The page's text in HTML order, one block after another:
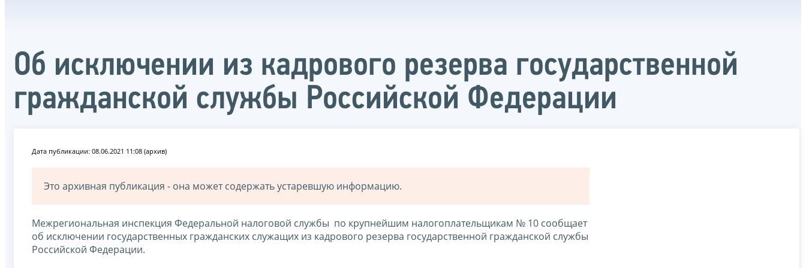
Об исключении из кадрового резерва государственной
гражданской службы Российской Федерации
Дата публикации: 08.06.2021 11:08 (архив)
Это архивная публикация - она может содержать устаревшую информацию.
Межрегиональная инспекция Федеральной налоговой службы по крупнейшим налогоплательщикам № 10 сообщает
об исключении государственных гражданских служащих из кадрового резерва государственной гражданской службы
Российской Федерации.